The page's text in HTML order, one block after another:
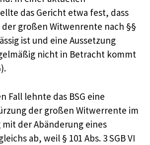
das Gericht etwa fest, dass
der großen Witwenrente nach §§
ist und eine Aussetzung
nicht in Betracht kommt
Fall lehnte das BSG eine
der großen Witwerrente im
der Abänderung eines
ab, weil § 101 Abs. 3 SGB VI